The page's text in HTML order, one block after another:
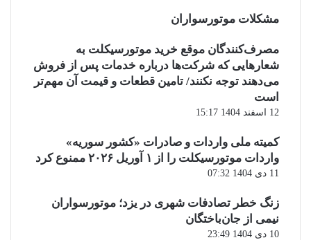
مشکلات موتورسواران
مصرف‌کنندگان موقع خرید موتورسیکلت به
شعارهایی که شرکت‌ها درباره خدمات پس از فروش
می‌دهند توجه نکنند/ تامین قطعات و قیمت آن مهم‌تر
است
12 اسفند 1404 15:17
کمیته ملی واردات و صادرات «کشور سوریه»
واردات موتورسیکلت را از ۱ آوریل ۲۰۲۶ ممنوع کرد
11 دی 1404 07:32
زنگ خطر تصادفات شهری در یزد؛ موتورسواران
نیمی از جان‌باختگان
10 دی 1404 23:49